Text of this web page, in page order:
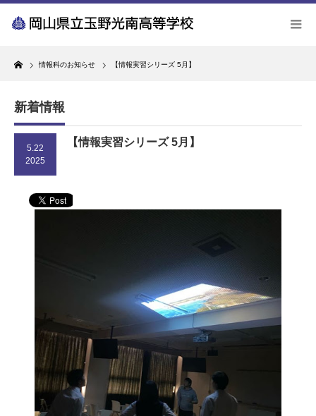
Home
情報科のお知らせ 【情報実習シリーズ 5月】
新着情報
5.22
2025
【情報実習シリーズ 5月】